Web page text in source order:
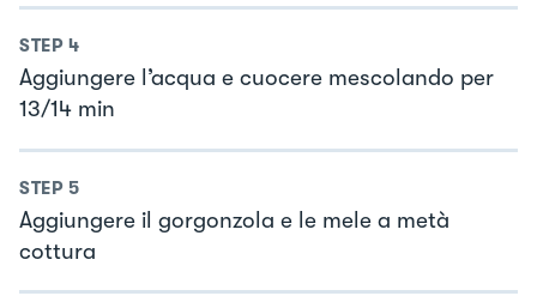
STEP 4
Aggiungere l’acqua e cuocere mescolando per
13/14 min
STEP 5
Aggiungere il gorgonzola e le mele a metà
cottura